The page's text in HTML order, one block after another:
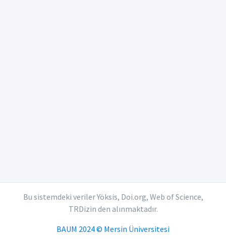
Bu sistemdeki veriler Yöksis, Doi.org, Web of Science,
TRDizin den alınmaktadır.
BAUM 2024 © Mersin Üniversitesi